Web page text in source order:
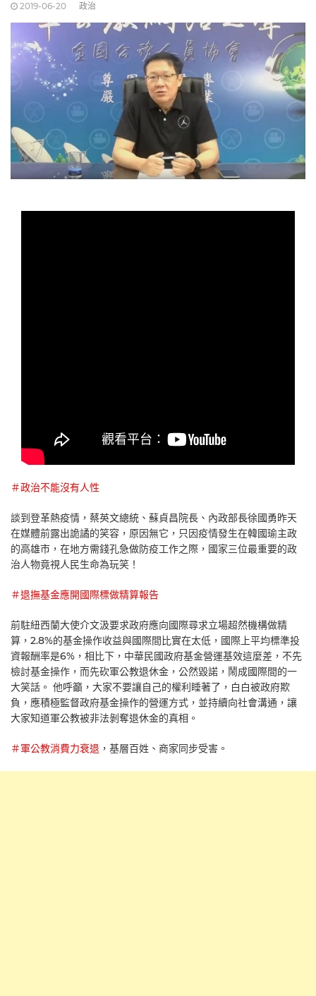
2019-06-20 政治
＃政治不能沒有人性
談到登革熱疫情，蔡英文總統、蘇貞昌院長、內政部長徐國勇昨天
在媒體前露出詭譎的笑容，原因無它，只因疫情發生在韓國瑜主政
的高雄市，在地方需錢孔急做防疫工作之際，國家三位最重要的政
治人物竟視人民生命為玩笑！
＃退撫基金應開國際標做精算報告
前駐紐西蘭大使介文汲要求政府應向國際尋求立場超然機構做精
算，2.8%的基金操作收益與國際間比實在太低，國際上平均標準投
資報酬率是6%，相比下，中華民國政府基金營運基效這麼差，不先
檢討基金操作，而先砍軍公教退休金，公然毀諾，鬧成國際間的一
大笑話。 他呼籲，大家不要讓自己的權利睡著了，白白被政府欺
負，應積極監督政府基金操作的營運方式，並持續向社會溝通，讓
大家知道軍公教被非法剝奪退休金的真相。
＃軍公教消費力衰退 ，基層百姓、商家同步受害。